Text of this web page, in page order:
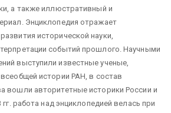
а также иллюстративный и
Энциклопедия отражает
исторической науки,
событий прошлого. Научными
выступили известные ученые,
истории РАН, в состав
вошли авторитетные историки России и
работа над энциклопедией велась при